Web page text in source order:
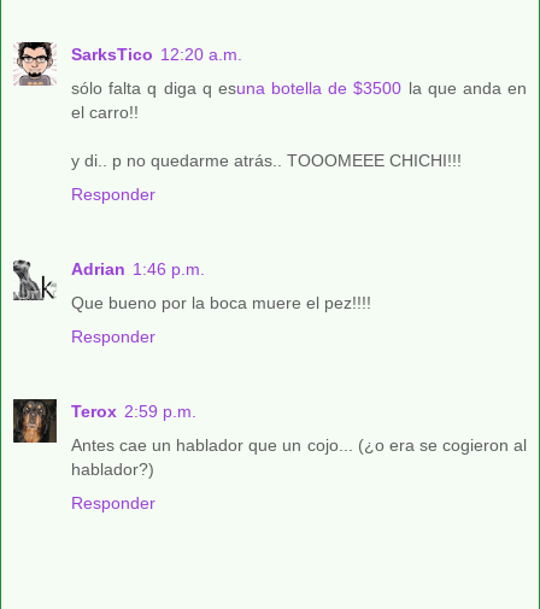
SarksTico 12:20 a.m.
sólo falta q diga q esuna botella de $3500 la que anda en
el carro!!
y di.. p no quedarme atrás.. TOOOMEEE CHICHI!!!
Responder
Adrian 1:46 p.m.
Que bueno por la boca muere el pez!!!!
Responder
Terox 2:59 p.m.
Antes cae un hablador que un cojo... (¿o era se cogieron al
hablador?)
Responder